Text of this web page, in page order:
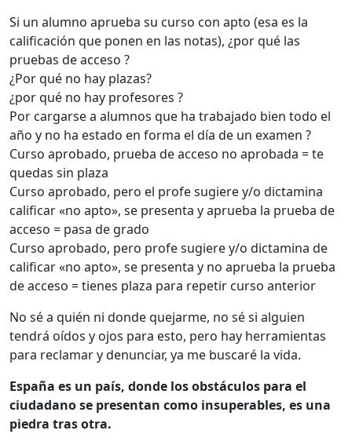
Si un alumno aprueba su curso con apto (esa es la
calificación que ponen en las notas), ¿por qué las
pruebas de acceso ?
¿Por qué no hay plazas?
¿por qué no hay profesores ?
Por cargarse a alumnos que ha trabajado bien todo el
año y no ha estado en forma el día de un examen ?
Curso aprobado, prueba de acceso no aprobada = te
quedas sin plaza
Curso aprobado, pero el profe sugiere y/o dictamina
calificar «no apto», se presenta y aprueba la prueba de
acceso = pasa de grado
Curso aprobado, pero profe sugiere y/o dictamina de
calificar «no apto», se presenta y no aprueba la prueba
de acceso = tienes plaza para repetir curso anterior
No sé a quién ni donde quejarme, no sé si alguien
tendrá oídos y ojos para esto, pero hay herramientas
para reclamar y denunciar, ya me buscaré la vida.
España es un país, donde los obstáculos para el
ciudadano se presentan como insuperables, es una
piedra tras otra.